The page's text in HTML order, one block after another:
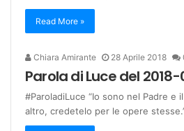
Read More »
Chiara Amirante 28 Aprile 2018
Parola di Luce del
#ParoladiLuce “Io sono nel Padre e
altro, credetelo per le opere